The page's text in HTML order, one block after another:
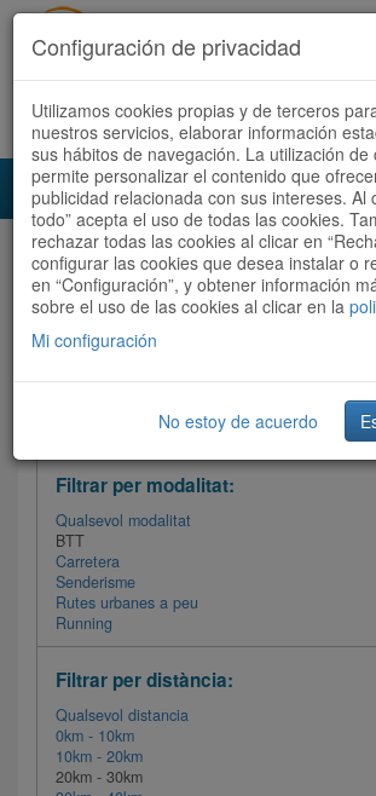
Accedeix Registra't ara
Audioruta Totes les rutes
Totes les rutes Ordenar per:Més
Filtrar les rutes
Filtrar per modalitat:
Qualsevol modalitat
BTT
Carretera
Senderisme
Rutes urbanes a peu
Running
Filtrar per distància:
Qualsevol distancia
0km - 10km
10km - 20km
20km - 30km
Configuración de privacidad
Utilizamos cookies propias y de terceros
nuestros servicios, elaborar información
sus hábitos de navegación. La utilización de
permite personalizar el contenido que
publicidad relacionada con sus intereses. Al
todo” acepta el uso de todas las cookies.
rechazar todas las cookies al clicar en
configurar las cookies que desea instalar o
en “Configuración”, y obtener información
sobre el uso de las cookies al clicar en la
Mi configuración
No estoy de acuerdo